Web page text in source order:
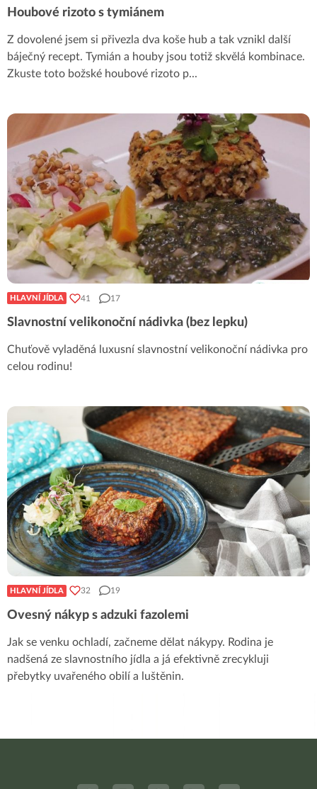
Houbové rizoto s tymiánem
Z dovolené jsem si přivezla dva koše hub a tak vznikl další
báječný recept. Tymián a houby jsou totiž skvělá kombinace.
Zkuste toto božské houbové rizoto p...
HLAVNÍ JÍDLA 41 17
Slavnostní velikonoční nádivka (bez lepku)
Chuťově vyladěná luxusní slavnostní velikonoční nádivka pro
celou rodinu!
HLAVNÍ JÍDLA 32 19
Ovesný nákyp s adzuki fazolemi
Jak se venku ochladí, začneme dělat nákypy. Rodina je
nadšená ze slavnostního jídla a já efektivně zrecykluji
přebytky uvařeného obilí a luštěnin.